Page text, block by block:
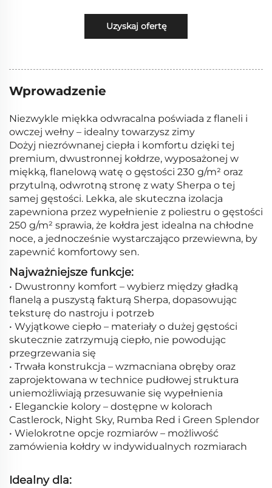
Uzyskaj ofertę
Wprowadzenie
Niezwykle miękka odwracalna poświada z flaneli i
owczej wełny – idealny towarzysz zimy
Dożyj niezrównanej ciepła i komfortu dzięki tej
premium, dwustronnej kołdrze, wyposażonej w
miękką, flanelową watę o gęstości 230 g/m² oraz
przytulną, odwrotną stronę z waty Sherpa o tej
samej gęstości. Lekka, ale skuteczna izolacja
zapewniona przez wypełnienie z poliestru o gęstości
250 g/m² sprawia, że kołdra jest idealna na chłodne
noce, a jednocześnie wystarczająco przewiewna, by
zapewnić komfortowy sen.
Najważniejsze funkcje:
• Dwustronny komfort – wybierz między gładką
flanelą a puszystą fakturą Sherpa, dopasowując
teksturę do nastroju i potrzeb
• Wyjątkowe ciepło – materiały o dużej gęstości
skutecznie zatrzymują ciepło, nie powodując
przegrzewania się
• Trwała konstrukcja – wzmacniana obręby oraz
zaprojektowana w technice pudłowej struktura
uniemożliwiają przesuwanie się wypełnienia
• Eleganckie kolory – dostępne w kolorach
Castlerock, Night Sky, Rumba Red i Green Splendor
• Wielokrotne opcje rozmiarów – możliwość
zamówienia kołdry w indywidualnych rozmiarach
Idealny dla: